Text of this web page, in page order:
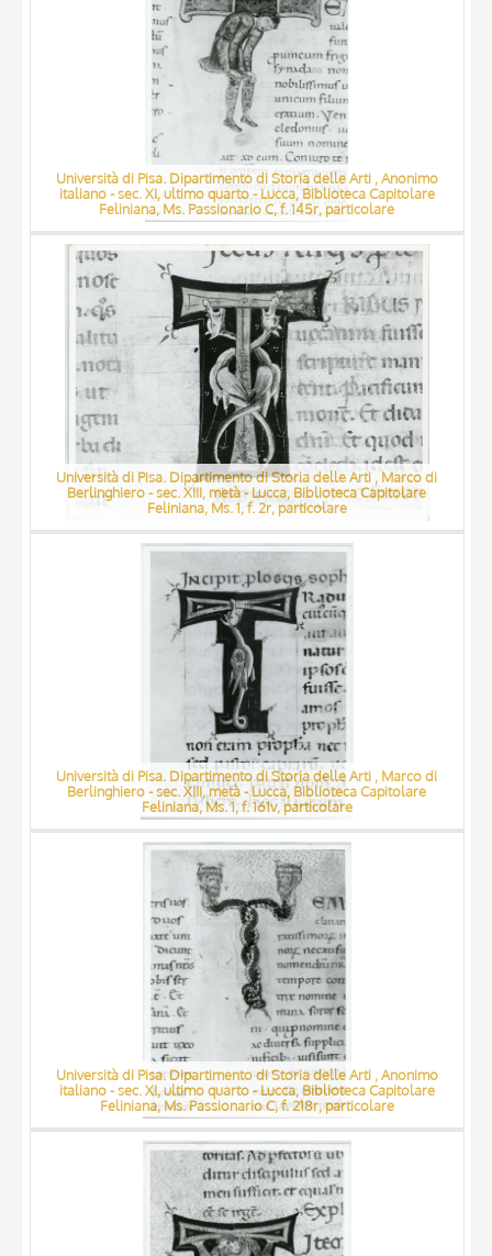
Università di Pisa. Dipartimento di Storia delle Arti , Anonimo
italiano - sec. XI, ultimo quarto - Lucca, Biblioteca Capitolare
Feliniana, Ms. Passionario C, f. 145r, particolare
Università di Pisa. Dipartimento di Storia delle Arti , Marco di
Berlinghiero - sec. XIII, metà - Lucca, Biblioteca Capitolare
Feliniana, Ms. 1, f. 2r, particolare
Università di Pisa. Dipartimento di Storia delle Arti , Marco di
Berlinghiero - sec. XIII, metà - Lucca, Biblioteca Capitolare
Feliniana, Ms. 1, f. 161v, particolare
Università di Pisa. Dipartimento di Storia delle Arti , Anonimo
italiano - sec. XI, ultimo quarto - Lucca, Biblioteca Capitolare
Feliniana, Ms. Passionario C, f. 218r, particolare